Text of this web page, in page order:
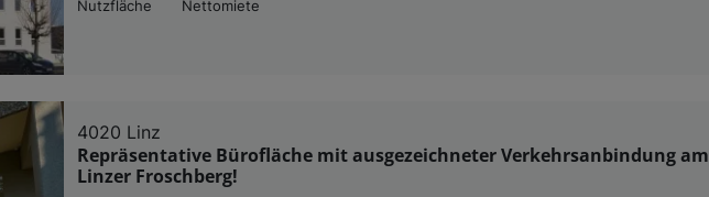
Nutzfläche
Nettomiete
4020 Linz
Repräsentative Bürofläche mit ausgezeichneter Verkehrsanbindung am
Linzer Froschberg!